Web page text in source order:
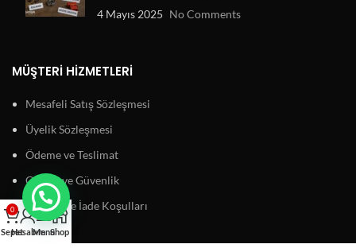
4 Mayıs 2025 No Comments
MÜŞTERI HIZMETLERI
Mesafeli Satış Sözleşmesi
Üyelik Sözleşmesi
Ödeme ve Teslimat
Gizlilik ve Güvenlik
Garanti ve İade Koşulları
0
SepetHesabımMenuShop